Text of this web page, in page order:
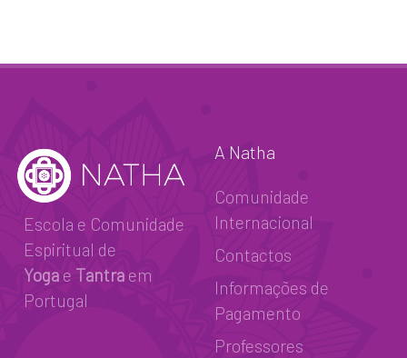
Escola e Comunidade
Espiritual de
Yoga e Tantra em
Portugal
A Natha
Comunidade
Internacional
Contactos
Informações de
Pagamento
Professores